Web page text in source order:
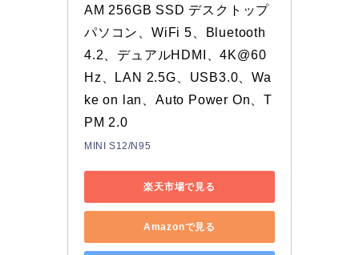
AM 256GB SSD デスクトップ
パソコン、WiFi 5、Bluetooth
4.2、デュアルHDMI、4K@60
Hz、LAN 2.5G、USB3.0、Wa
ke on lan、Auto Power On、T
PM 2.0
MINI S12/N95
楽天市場で見る
Amazonで見る